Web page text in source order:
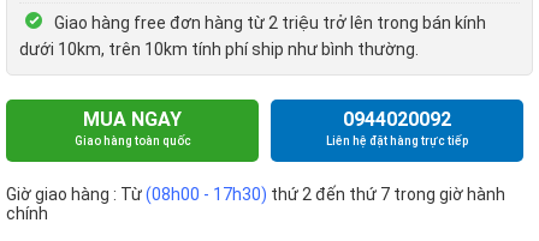
Giao hàng free đơn hàng từ 2 triệu trở lên trong bán kính
dưới 10km, trên 10km tính phí ship như bình thường.
MUA NGAY
Giao hàng toàn quốc
0944020092
Liên hệ đặt hàng trực tiếp
Giờ giao hàng : Từ(08h00 - 17h30) thứ 2 đến thứ 7 trong giờ hành
chính